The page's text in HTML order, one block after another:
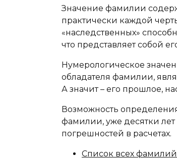
Значение фамилии
практически каждой
«наследственных»
что представляет собой
Нумерологическое
обладателя фамилии,
А значит – его прошлое,
Возможность
фамилии, уже десятки
погрешностей в расчетах.
Список всех